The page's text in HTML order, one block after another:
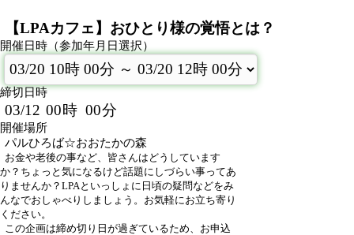
【LPAカフェ】おひとり様の覚悟とは？
開催日時（参加年月日選択）
締切日時
03/12 00時 00分
開催場所
パルひろば☆おおたかの森
お金や老後の事など、皆さんはどうしています
か？ちょっと気になるけど話題にしづらい事ってあ
りませんか？LPAといっしょに日頃の疑問などをみ
んなでおしゃべりしましょう。お気軽にお立ち寄り
ください。
この企画は締め切り日が過ぎているため、お申込